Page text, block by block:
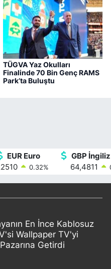
TÜGVA Yaz Okulları
Finalinde 70 Bin Genç RAMS
Park’ta Buluştu
EUR Euro
0.32%
GBP
64,4811
En İnce Kablosuz
Wallpaper TV'yi
Getirdi